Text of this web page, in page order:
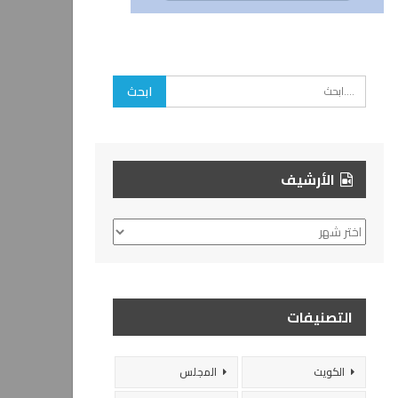
الأرشيف
الأرشيف
التصنيفات
الكويت
المجلس